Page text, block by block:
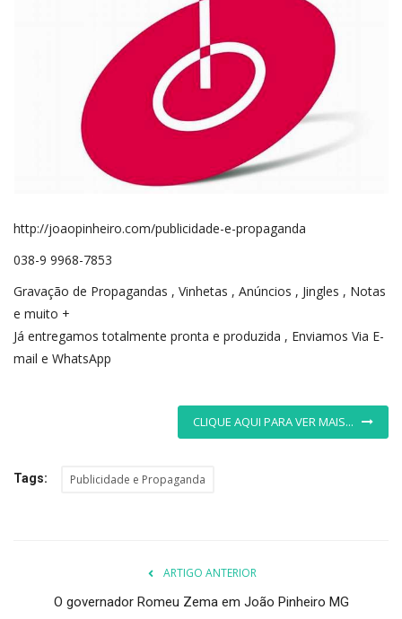
http://joaopinheiro.com/publicidade-e-propaganda
038-9 9968-7853
Gravação de Propagandas , Vinhetas , Anúncios , Jingles , Notas
e muito +
Já entregamos totalmente pronta e produzida , Enviamos Via E-
mail e WhatsApp
CLIQUE AQUI PARA VER MAIS...
Tags: Publicidade e Propaganda
ARTIGO ANTERIOR
O governador Romeu Zema em João Pinheiro MG